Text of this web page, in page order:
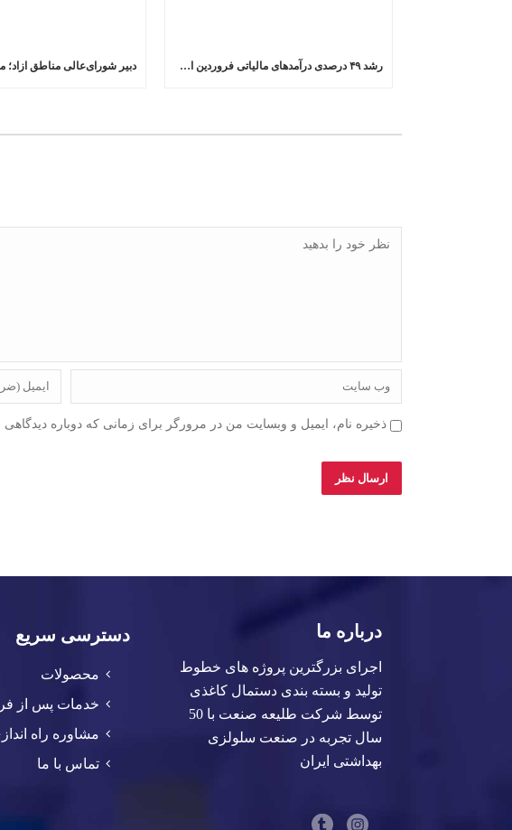
رشد ۴۹ درصدی درآمدهای مالیاتی فروردین امسال در مقایسه با سال گذشته
ذخیره نام، ایمیل و وبسایت من در مرورگر برای زمانی که دوباره
دسترسی سریع
محصولات
خدمات پس از
مشاوره راه
تماس با ما
درباره ما
اجرای بزرگترین پروژه های خطوط
تولید و بسته بندی دستمال کاغذی
توسط شرکت طلیعه صنعت با 50
سال تجربه در صنعت سلولزی
بهداشتی ایران